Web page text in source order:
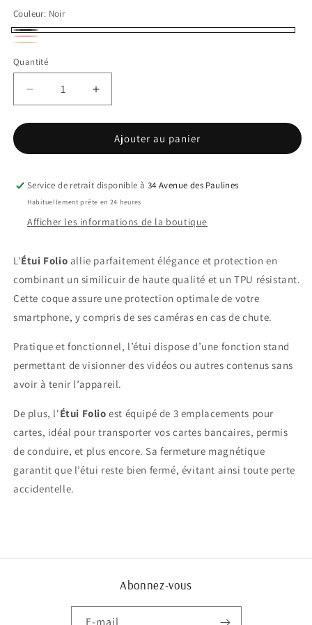
Couleur: Noir
Noir
Rouge
Variante
épuisée
indisponible
épuisée
indisponible
Quantité
Réduire
la
quantité
Etui
IPhone
16
Augmenter
la
quantité
Etui
IPhone
16
Ajouter au panier
Service de retrait disponible à 34 Avenue des Paulines
Habituellement prête en 24 heures
Afficher les informations de la boutique
L'Étui Folio allie parfaitement élégance et protection en
combinant un similicuir de haute qualité et un TPU résistant.
Cette coque assure une protection optimale de votre
smartphone, y compris de ses caméras en cas de chute.
Pratique et fonctionnel, l’étui dispose d’une fonction stand
permettant de visionner des vidéos ou autres contenus sans
avoir à tenir l’appareil.
De plus, l'Étui Folio est équipé de 3 emplacements pour
cartes, idéal pour transporter vos cartes bancaires, permis
de conduire, et plus encore. Sa fermeture magnétique
garantit que l’étui reste bien fermé, évitant ainsi toute perte
accidentelle.
Abonnez-vous
E-mail